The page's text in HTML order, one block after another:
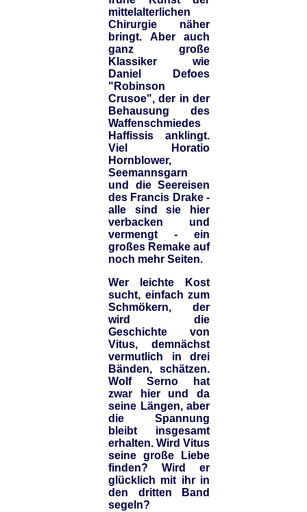
mittelalterlichen
Chirurgie näher
bringt. Aber auch
ganz große
Klassiker wie
Daniel Defoes
"Robinson
Crusoe", der in der
Behausung des
Waffenschmiedes
Haffissis anklingt.
Viel Horatio
Hornblower,
Seemannsgarn
und die Seereisen
des Francis Drake -
alle sind sie hier
verbacken und
vermengt - ein
großes Remake auf
noch mehr Seiten.
Wer leichte Kost
sucht, einfach zum
Schmökern, der
wird die
Geschichte von
Vitus, demnächst
vermutlich in drei
Bänden, schätzen.
Wolf Serno hat
zwar hier und da
seine Längen, aber
die Spannung
bleibt insgesamt
erhalten. Wird Vitus
seine große Liebe
finden? Wird er
glücklich mit ihr in
den dritten Band
segeln?